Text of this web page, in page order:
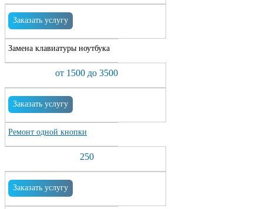
Заказать услугу
Замена клавиатуры ноутбука
от 1500 до 3500
Заказать услугу
Ремонт одной кнопки
250
Заказать услугу